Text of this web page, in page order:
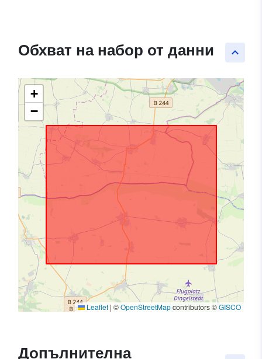
keyboard_arrow_up
Обхват на набор от данни
+
−
Leaflet | ©OpenStreetMapcontributors ©GISCO
Допълнителна